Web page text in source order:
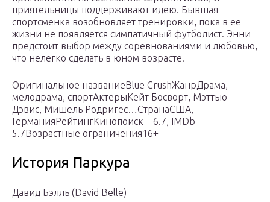
приятельницы поддерживают идею. Бывшая
спортсменка возобновляет тренировки, пока в ее
жизни не появляется симпатичный футболист. Энни
предстоит выбор между соревнованиями и любовью,
что нелегко сделать в юном возрасте.
Оригинальное названиеBlue CrushЖанрДрама,
мелодрама, спортАктерыКейт Босворт, Мэттью
Дэвис, Мишель Родригес…СтранаСША,
ГерманияРейтингКинопоиск – 6.7, IMDb –
5.7Возрастные ограничения16+
История Паркура
Давид Бэлль (David Belle)